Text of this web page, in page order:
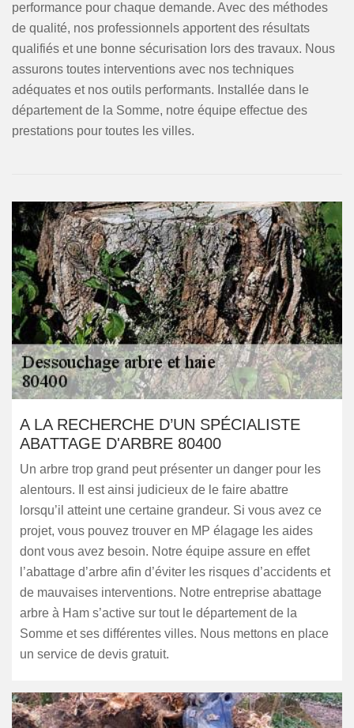
performance pour chaque demande. Avec des méthodes
de qualité, nos professionnels apportent des résultats
qualifiés et une bonne sécurisation lors des travaux. Nous
assurons toutes interventions avec nos techniques
adéquates et nos outils performants. Installée dans le
département de la Somme, notre équipe effectue des
prestations pour toutes les villes.
A LA RECHERCHE D’UN SPÉCIALISTE
ABATTAGE D'ARBRE 80400
Un arbre trop grand peut présenter un danger pour les
alentours. Il est ainsi judicieux de le faire abattre
lorsqu’il atteint une certaine grandeur. Si vous avez ce
projet, vous pouvez trouver en MP élagage les aides
dont vous avez besoin. Notre équipe assure en effet
l’abattage d’arbre afin d’éviter les risques d’accidents et
de mauvaises interventions. Notre entreprise abattage
arbre à Ham s’active sur tout le département de la
Somme et ses différentes villes. Nous mettons en place
un service de devis gratuit.